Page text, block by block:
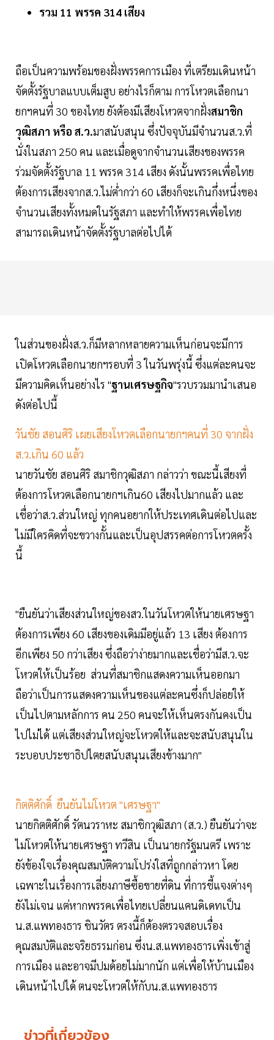
รวม 11 พรรค 314 เสียง
ถือเป็นความพร้อมของฝั่งพรรคการเมือง ที่เตรียมเดินหน้า
จัดตั้งรัฐบาลแบบเต็มสูบ อย่างไรก็ตาม การโหวตเลือกนา
ยกฯคนที่ 30 ของไทย ยังต้องมีเสียงโหวตจากฝั่งสมาชิก
วุฒิสภา หรือ ส.ว.มาสนับสนุน ซึ่งปัจจุบันมีจำนวนส.ว.ที่
นั่งในสภา 250 คน และเมื่อดูจากจำนวนเสียงของพรรค
ร่วมจัดตั้งรัฐบาล 11 พรรค 314 เสียง ดังนั้นพรรคเพื่อไทย
ต้องการเสียงจากส.ว.ไม่ต่ำกว่า 60 เสียงก็จะเกินกึ่งหนึ่งของ
จำนวนเสียงทั้งหมดในรัฐสภา และทำให้พรรคเพื่อไทย
สามารถเดินหน้าจัดตั้งรัฐบาลต่อไปได้
ในส่วนของฝั่งส.ว.ก็มีหลากหลายความเห็นก่อนจะมีการ
เปิดโหวตเลือกนายกฯรอบที่ 3 ในวันพรุ่งนี้ ซึ่งแต่ละคนจะ
มีความคิดเห็นอย่างไร "ฐานเศรษฐกิจ"รวบรวมมานำเสนอ
ดังต่อไปนี้
วันชัย สอนศิริ เผยเสียงโหวตเลือกนายกฯคนที่ 30 จากฝั่ง
ส.ว.เกิน 60 แล้ว
นายวันชัย สอนศิริ สมาชิกวุฒิสภา กล่าวว่า ขณะนี้เสียงที่
ต้องการโหวตเลือกนายกฯเกิน60 เสียงไปมากแล้ว และ
เชื่อว่าส.ว.ส่วนใหญ่ ทุกคนอยากให้ประเทศเดินต่อไปและ
ไม่มีใครคิดที่จะขวางกั้นและเป็นอุปสรรคต่อการโหวตครั้ง
นี้
"ยืนยันว่าเสียงส่วนใหญ่ของสว.ในวันโหวตให้นายเศรษฐา
ต้องการเพียง 60 เสียงของเดิมมีอยู่แล้ว 13 เสียง ต้องการ
อีกเพียง 50 กว่าเสียง ซึ่งถือว่าง่ายมากและเชื่อว่ามีส.ว.จะ
โหวตให้เป็นร้อย ส่วนที่สมาชิกแสดงความเห็นออกมา
ถือว่าเป็นการแสดงความเห็นของแต่ละคนซึ่งก็ปล่อยให้
เป็นไปตามหลักการ คน 250 คนจะให้เห็นตรงกันคงเป็น
ไปไม่ได้ แต่เสียงส่วนใหญ่จะโหวตให้และจะสนับสนุนใน
ระบอบประชาธิปไตยสนับสนุนเสียงข้างมาก"
กิตติศักดิ์ ยืนยันไม่โหวต "เศรษฐา"
นายกิตติศักดิ์ รัตนวราหะ สมาชิกวุฒิสภา (ส.ว.) ยืนยันว่าจะ
ไม่โหวตให้นายเศรษฐา ทวีสิน เป็นนายกรัฐมนตรี เพราะ
ยังข้องใจเรื่องคุณสมบัติความโปร่งใสที่ถูกกล่าวหา โดย
เฉพาะในเรื่องการเลี่ยงภาษีซื้อขายที่ดิน ที่การชี้แจงต่างๆ
ยังไม่เจน แต่หากพรรคเพื่อไทยเปลี่ยนแคนดิเดทเป็น
น.ส.แพทองธาร ชินวัตร ตรงนี้ก็ต้องตรวจสอบเรื่อง
คุณสมบัติและจริยธรรมก่อน ซึ่งน.ส.แพทองธารเพิ่งเข้าสู่
การเมือง และอาจมีปมด้อยไม่มากนัก แต่เพื่อให้บ้านเมือง
เดินหน้าไปได้ ตนจะโหวตให้กับน.ส.แพทองธาร
ข่าวที่เกี่ยวข้อง